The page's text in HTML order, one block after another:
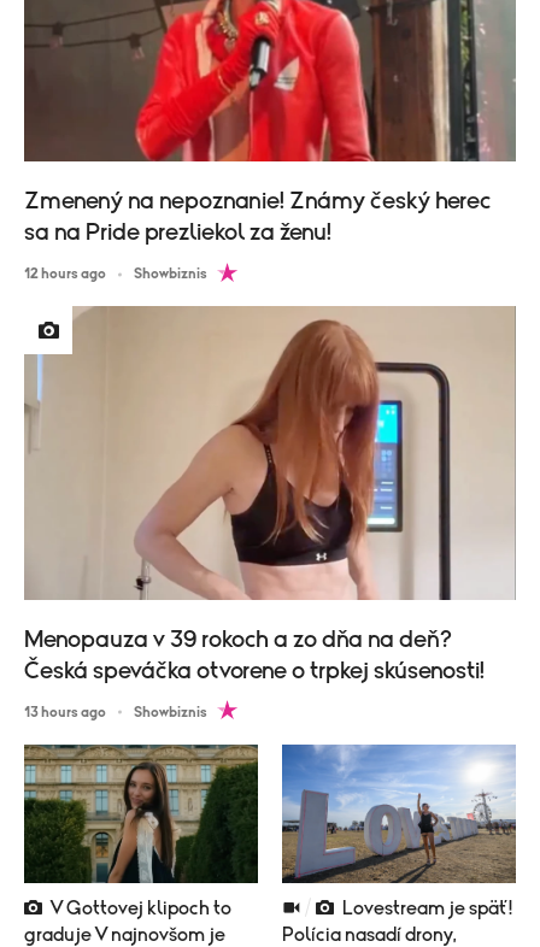
Zmenený na nepoznanie! Známy český herec
sa na Pride prezliekol za ženu!
12 hours ago Showbiznis
Menopauza v 39 rokoch a zo dňa na deň?
Česká speváčka otvorene o trpkej skúsenosti!
13 hours ago Showbiznis
graduje V najnovšom je
Polícia nasadí drony,